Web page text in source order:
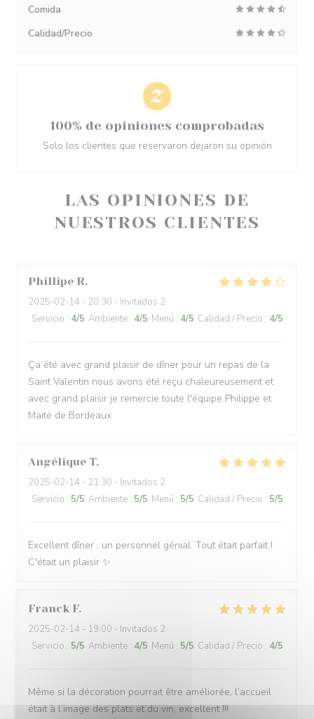
LAS OPINIONES DE
NUESTROS CLIENTES
Phillipe R
2025-02-14 - 20:30 - Invitados 2
Servicio : 4/5 Ambiente : 4/5 Menú : 4/5 Calidad / Precio : 4/5
Ça été avec grand plaisir de dîner pour un repas de la
Saint Valentin nous avons été reçu chaleureusement et
avec grand plaisir je remercie toute l'équipe Philippe et
Maïté de Bordeaux
Angélique T
2025-02-14 - 21:30 - Invitados 2
Servicio : 5/5 Ambiente : 5/5 Menú : 5/5 Calidad / Precio : 5/5
Excellent dîner , un personnel génial. Tout était parfait !
C'était un plaisir ✨️
Franck F
2025-02-14 - 19:00 - Invitados 2
Servicio : 5/5 Ambiente : 4/5 Menú : 5/5 Calidad / Precio : 4/5
Même si la décoration pourrait être améliorée, l’accueil
était à l’image des plats et du vin, excellent !!!
Comida
Calidad/Precio
100% de opiniones comprobadas
Solo los clientes que reservaron dejaron su opinión